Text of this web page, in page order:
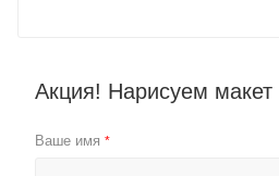
Акция! Нарисуем макет
Ваше имя *